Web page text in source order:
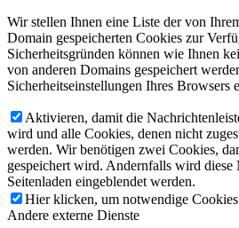
Wir stellen Ihnen eine Liste der von
Domain gespeicherten Cookies zur
Sicherheitsgründen können wie Ihnen
von anderen Domains gespeichert
Sicherheitseinstellungen Ihres Browsers
Aktivieren, damit die
wird und alle Cookies, denen nicht
werden. Wir benötigen zwei Cookies,
gespeichert wird. Andernfalls wird
Seitenladen eingeblendet werden.
Hier klicken, um notwendige
Andere externe Dienste